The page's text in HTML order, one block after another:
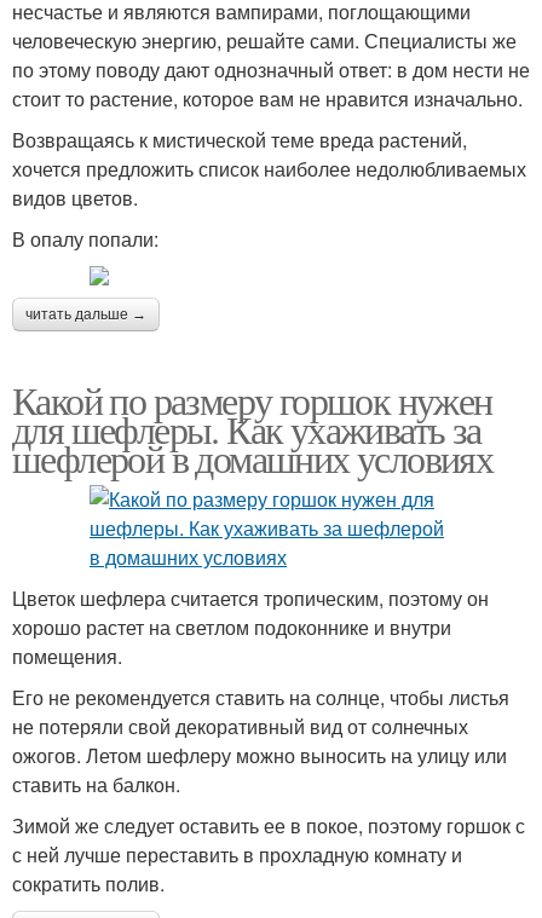
несчастье и являются вампирами, поглощающими
человеческую энергию, решайте сами. Специалисты же
по этому поводу дают однозначный ответ: в дом нести не
стоит то растение, которое вам не нравится изначально.
Возвращаясь к мистической теме вреда растений,
хочется предложить список наиболее недолюбливаемых
видов цветов.
В опалу попали:
читать дальше →
Какой по размеру горшок нужен
для шефлеры. Как ухаживать за
шефлерой в домашних условиях
Цветок шефлера считается тропическим, поэтому он
хорошо растет на светлом подоконнике и внутри
помещения.
Его не рекомендуется ставить на солнце, чтобы листья
не потеряли свой декоративный вид от солнечных
ожогов. Летом шефлеру можно выносить на улицу или
ставить на балкон.
Зимой же следует оставить ее в покое, поэтому горшок с
с ней лучше переставить в прохладную комнату и
сократить полив.